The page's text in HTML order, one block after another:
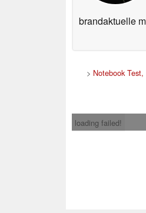
brandaktuelle
> Notebook
loading failed!